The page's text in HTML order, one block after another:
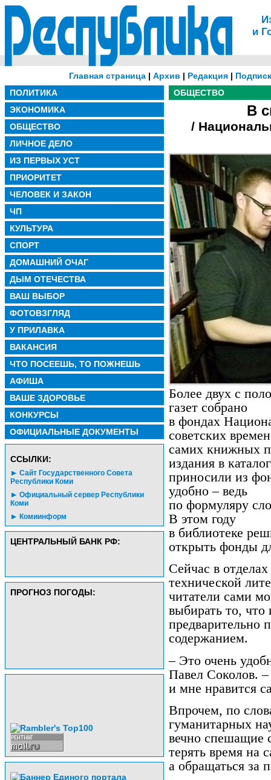
и
Главная страница| Архив | Редакция|
ПОЛИТИКА
ЭКОНОМИКА
ОБЩЕСТВО
ЛИЧНОЕ ДЕЛО
ИЗ ПЕРВЫХ УСТ
ПРИОРИТЕТ
ЧЕЛОВЕК И ЗАКОН
ЧП
КУЛЬТУРА
СПОРТ
ДОМАШНИЙ ОЧАГ
ДЫМ ОТЕЧЕСТВА
ВАШ ВЫБОР
ФОТОВЗГЛЯД
У ПРИЛАВКА
ВАКАНСИЯ
ЧТО ПОСЕЕШЬ, ТО ПОЖНЕШЬ
АФИША
ВАШЕ ЗДОРОВЬЕ
КОНКУРСЫ
ОФИЦИАЛЬНЫЕ ДОКУМЕНТЫ
CСЫЛКИ:
Сайт Государственного Совета
Республики Коми
Официальный сервер Республики
Коми
Комиинформ
ЦЕНТРАЛЬНЫЙ БАНК РФ:
ПРОГНОЗ ПОГОДЫ:
ОБЩЕСТВО
В
/
Более двух с
газет собрано
в фондах
советских
самих книжных
издания в
приносили из
удобно – ведь
по формуляру
В этом году
в библиотеке
открыть фонды
Сейчас в
технической
читатели сами
выбирать то,
предварительно
содержанием.
– Это очень
Павел Соколов.
и мне нравится
Впрочем, по
гуманитарных
вечно спешащие
терять время на
а обращаться за